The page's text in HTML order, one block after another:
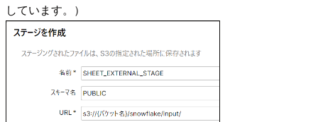
しています。）